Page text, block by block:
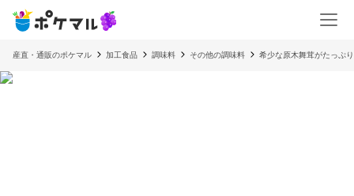
産直・通販のポケマル 加工食品 調味料 その他の調味料 希少な原木舞茸がたっぷ